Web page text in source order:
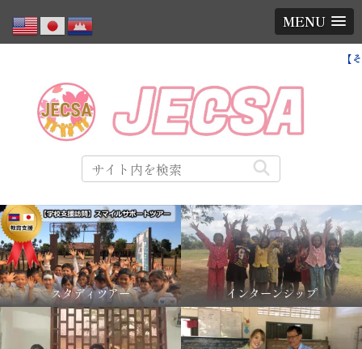
MENU
スタディツアー インターンシップ